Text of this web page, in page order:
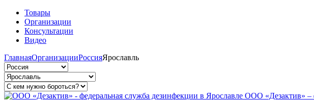
Товары
Организации
Консультации
Видео
ГлавнаяОрганизацииРоссияЯрославль
ООО «Дезактив» –